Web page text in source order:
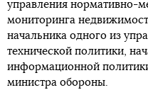
управления нормативно-
мониторинга
начальника одного из
технической политики,
информационной
министра обороны.